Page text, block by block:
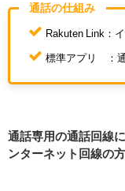
通話の仕組み
Rakuten Link：
標準アプリ ：
通話専用の通話回線
ンターネット回線の